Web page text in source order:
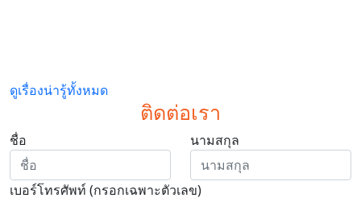
ดูเรื่องน่ารู้ทั้งหมด
ติดต่อเรา
ชื่อ นามสกุล
เบอร์โทรศัพท์ (กรอกเฉพาะตัวเลข)